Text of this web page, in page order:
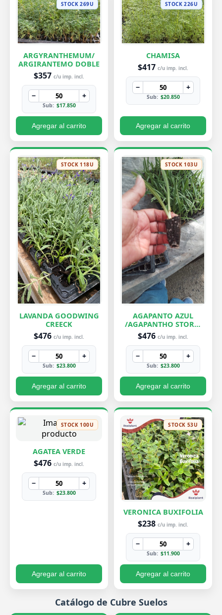
STOCK 269U
ARGYRANTHEMUM/
ARGIRANTEMO DOBLE
$357 c/u imp. incl.
− +
Sub: $17.850
Agregar al carrito
STOCK 226U
CHAMISA
$417 c/u imp. incl.
− +
Sub: $20.850
Agregar al carrito
STOCK 118U
LAVANDA GOODWING
CREECK
$476 c/u imp. incl.
− +
Sub: $23.800
Agregar al carrito
STOCK 103U
AGAPANTO AZUL
/AGAPANTHO STORM
CLOUD
$476 c/u imp. incl.
− +
Sub: $23.800
Agregar al carrito
STOCK 100U
AGATEA VERDE
$476 c/u imp. incl.
− +
Sub: $23.800
Agregar al carrito
STOCK 53U
VERONICA BUXIFOLIA
$238 c/u imp. incl.
− +
Sub: $11.900
Agregar al carrito
Catálogo de Cubre Suelos